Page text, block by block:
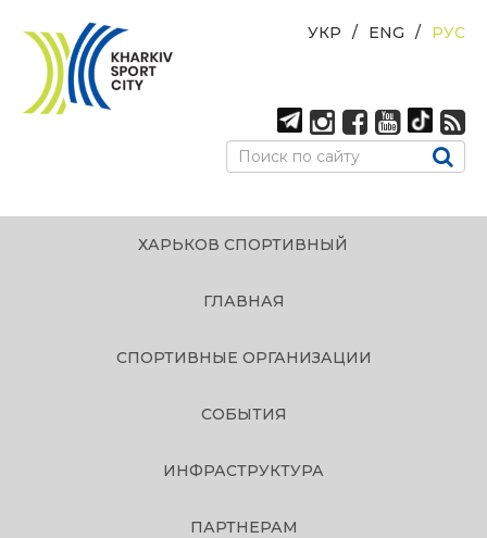
РУС
ENG
УКР
ХАРЬКОВ СПОРТИВНЫЙ
ГЛАВНАЯ
СПОРТИВНЫЕ ОРГАНИЗАЦИИ
СОБЫТИЯ
ИНФРАСТРУКТУРА
ПАРТНЕРАМ